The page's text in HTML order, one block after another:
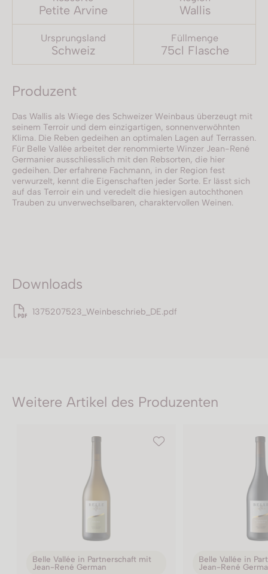
Petite Arvine Wallis
Ursprungsland
Schweiz
Füllmenge
75cl Flasche
Produzent
Das Wallis als Wiege des Schweizer Weinbaus überzeugt mit
seinem Terroir und dem einzigartigen, sonnenverwöhnten
Klima. Die Reben gedeihen an optimalen Lagen auf Terrassen.
Für Belle Vallée arbeitet der renommierte Winzer Jean-René
Germanier ausschliesslich mit den Rebsorten, die hier
gedeihen. Der erfahrene Fachmann, in der Region fest
verwurzelt, kennt die Eigenschaften jeder Sorte. Er lässt sich
auf das Terroir ein und veredelt die hiesigen autochthonen
Trauben zu unverwechselbaren, charaktervollen Weinen.
Downloads
1375207523_Weinbeschrieb_DE.pdf
Weitere Artikel des Produzenten
Belle Vallée in Partnerschaft mit
Jean-René German
Belle Vallée in
Jean-René